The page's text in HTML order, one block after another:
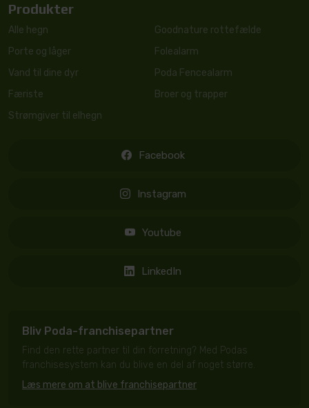
Produkter
Alle hegn
Porte og låger
Vand til dine dyr
Færiste
Strømgiver til elhegn
Goodnature rottefælde
Folealarm
Poda Fencealarm
Broer og trapper
Facebook
Instagram
Youtube
LinkedIn
Bliv Poda-franchisepartner
Find den rette partner til din forretning? Med Podas
franchisesystem kan du blive en del af noget større.
Læs mere om at blive franchisepartner